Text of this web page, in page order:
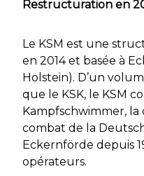
Restructuration en
Le KSM est une
en 2014 et basée à
Holstein). D’un
que le KSK, le KSM
Kampfschwimmer, la
combat de la
Eckernförde depuis
opérateurs.